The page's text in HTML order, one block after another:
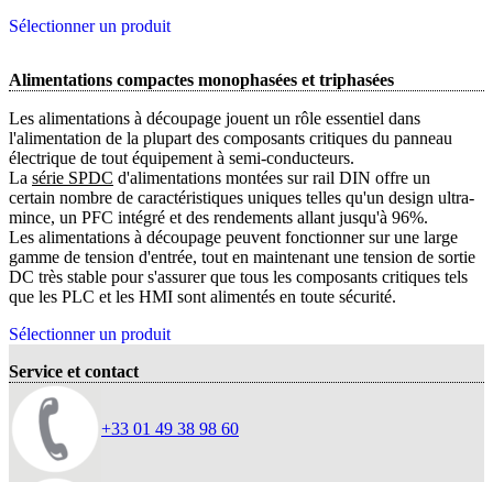
Sélectionner un produit
Alimentations compactes monophasées et triphasées
Les alimentations à découpage jouent un rôle essentiel dans
l'alimentation de la plupart des composants critiques du panneau
électrique de tout équipement à semi-conducteurs.
La série SPDC d'alimentations montées sur rail DIN offre un
certain nombre de caractéristiques uniques telles qu'un design ultra-
mince, un PFC intégré et des rendements allant jusqu'à 96%.
Les alimentations à découpage peuvent fonctionner sur une large
gamme de tension d'entrée, tout en maintenant une tension de sortie
DC très stable pour s'assurer que tous les composants critiques tels
que les PLC et les HMI sont alimentés en toute sécurité.
Sélectionner un produit
Service et contact
+33 01 49 38 98 60